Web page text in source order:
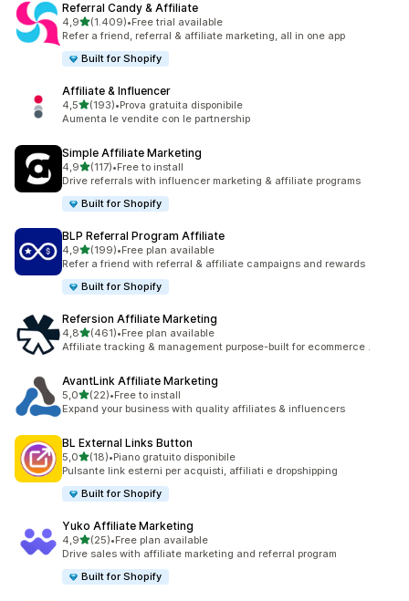
Referral Candy & Affiliate
4,9stelle su 5
(1.409)
1409 recensioni totali
•Free trial available
Refer a friend, referral & affiliate marketing, all in one app
Built for Shopify
Affiliate & Influencer
4,5stelle su 5
(193)
193 recensioni totali
•Prova gratuita disponibile
Aumenta le vendite con le partnership
Simple Affiliate Marketing
4,9stelle su 5
(117)
117 recensioni totali
•Free to install
Drive referrals with influencer marketing & affiliate programs
Built for Shopify
BLP Referral Program Affiliate
4,9stelle su 5
(199)
199 recensioni totali
•Free plan available
Refer a friend with referral & affiliate campaigns and rewards
Built for Shopify
Refersion Affiliate Marketing
4,8stelle su 5
(461)
461 recensioni totali
•Free plan available
Affiliate tracking & management purpose-built for ecommerce .
AvantLink Affiliate Marketing
5,0stelle su 5
(22)
22 recensioni totali
•Free to install
Expand your business with quality affiliates & influencers
BL External Links Button
5,0stelle su 5
(18)
18 recensioni totali
•Piano gratuito disponibile
Pulsante link esterni per acquisti, affiliati e dropshipping
Built for Shopify
Yuko Affiliate Marketing
4,9stelle su 5
(25)
25 recensioni totali
•Free plan available
Drive sales with affiliate marketing and referral program
Built for Shopify